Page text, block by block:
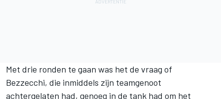
Met drie ronden te gaan was het de vraag of
Bezzecchi, die inmiddels zijn teamgenoot
achtergelaten had, genoeg in de tank had om het